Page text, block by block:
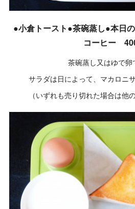
●小倉トースト●茶碗蒸し●本
コーヒー
茶碗蒸し又はゆで卵
サラダは日によって、マカロニ
（いずれも売り切れた場合は他